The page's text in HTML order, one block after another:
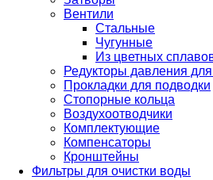
Вентили
Стальные
Чугунные
Из цветных
Редукторы давления
Прокладки для подводки
Стопорные кольца
Воздухоотводчики
Комплектующие
Компенсаторы
Кронштейны
Фильтры для очистки воды